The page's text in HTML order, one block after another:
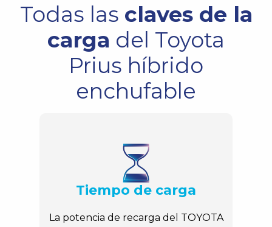
Todas las claves de la
carga del Toyota
Prius híbrido
enchufable
Tiempo de carga
La potencia de recarga del TOYOTA